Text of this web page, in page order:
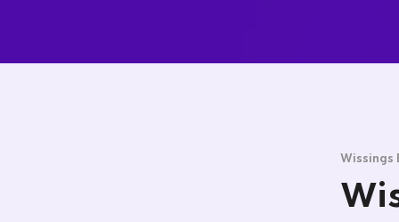
Wissings